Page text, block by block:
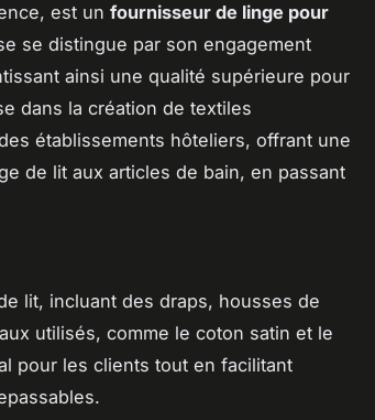
est un fournisseur de linge pour
se distingue par son engagement
ainsi une qualité supérieure pour
dans la création de textiles
établissements hôteliers, offrant une
de lit aux articles de bain, en passant
lit, incluant des draps, housses de
utilisés, comme le coton satin et le
pour les clients tout en facilitant